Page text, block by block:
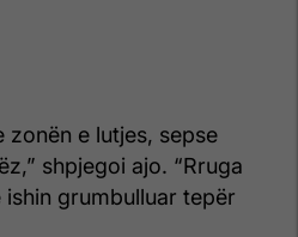
zonën e lutjes, sepse
shpjegoi ajo. “Rruga
grumbulluar tepër